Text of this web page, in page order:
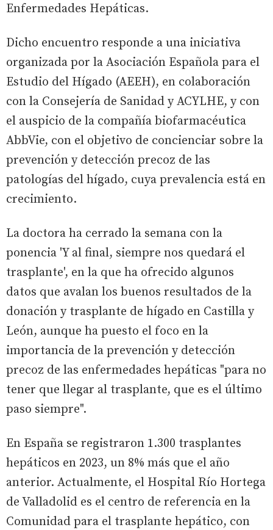
Enfermedades Hepáticas.
Dicho encuentro responde a una iniciativa
organizada por la Asociación Española para el
Estudio del Hígado (AEEH), en colaboración
con la Consejería de Sanidad y ACYLHE, y con
el auspicio de la compañía biofarmacéutica
AbbVie, con el objetivo de concienciar sobre la
prevención y detección precoz de las
patologías del hígado, cuya prevalencia está en
crecimiento.
La doctora ha cerrado la semana con la
ponencia 'Y al final, siempre nos quedará el
trasplante', en la que ha ofrecido algunos
datos que avalan los buenos resultados de la
donación y trasplante de hígado en Castilla y
León, aunque ha puesto el foco en la
importancia de la prevención y detección
precoz de las enfermedades hepáticas "para no
tener que llegar al trasplante, que es el último
paso siempre".
En España se registraron 1.300 trasplantes
hepáticos en 2023, un 8% más que el año
anterior. Actualmente, el Hospital Río Hortega
de Valladolid es el centro de referencia en la
Comunidad para el trasplante hepático, con